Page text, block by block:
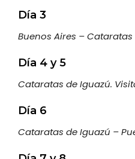
Día 3
Buenos Aires –
Día 4 y 5
Cataratas de Iguazú.
Día 6
Cataratas de Iguazú –